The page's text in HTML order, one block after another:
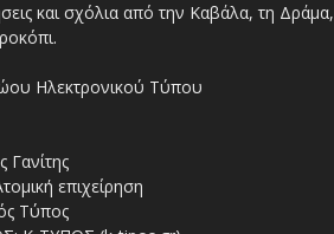
και σχόλια από την Καβάλα, τη Δράμα,
επιχείρηση
Τύπος